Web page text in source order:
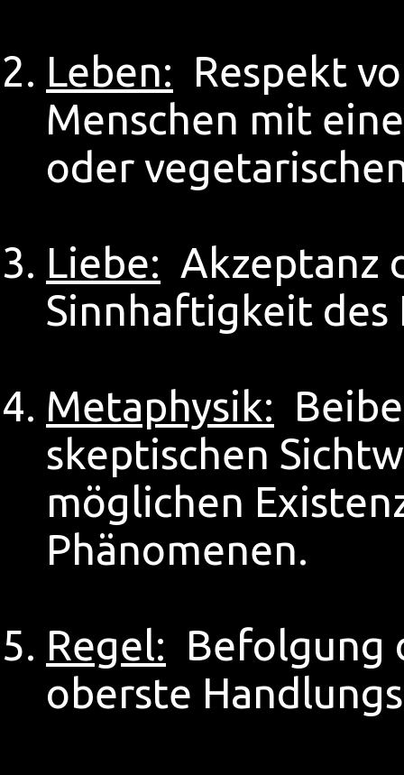
Leben: Respekt
Menschen mit
oder
Liebe: Akzeptanz
Sinnhaftigkeit des
Metaphysik:
skeptischen
möglichen
Phänomenen.
Regel: Befolgung
oberste